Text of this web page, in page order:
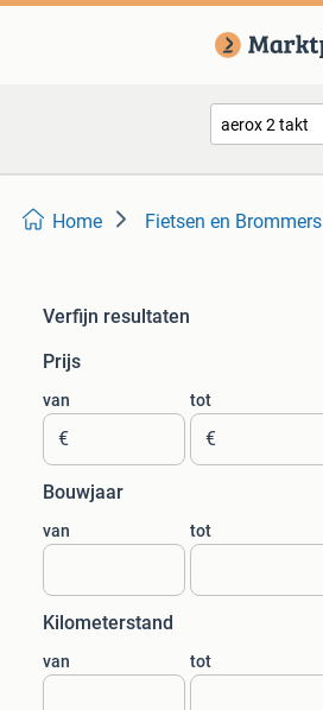
Home Fietsen en Brommers
Verfijn resultaten
Prijs
van
€
tot
€
Bouwjaar
van tot
Kilometerstand
van tot